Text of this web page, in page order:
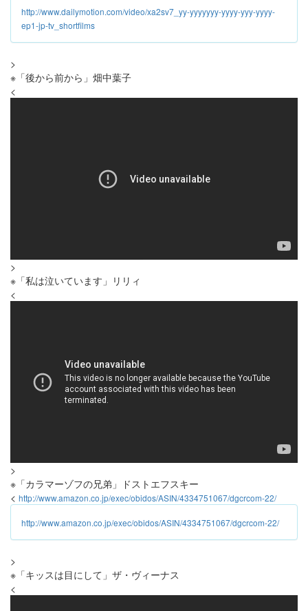
http://www.dailymotion.com/video/xa2sv7_yy-yyyyyyy-yyyy-yyy-yyyy-
ep1-jp-tv_shortfilms
>
※「後から前から」畑中葉子
<
>
※「私は泣いています」リリィ
<
>
※「カラマーゾフの兄弟」ドストエフスキー
< http://www.amazon.co.jp/exec/obidos/ASIN/4334751067/dgcrcom-22/
http://www.amazon.co.jp/exec/obidos/ASIN/4334751067/dgcrcom-22/
>
※「キッスは目にして」ザ・ヴィーナス
<